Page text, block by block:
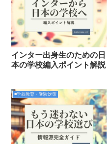
インター出身生のための日
本の学校編入ポイント解説
■学校教育・受験対策